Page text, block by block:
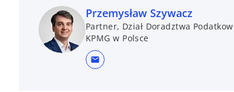
Przemysław Szywacz
Partner, Dział Doradztwa
KPMG w Polsce
mail